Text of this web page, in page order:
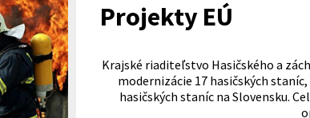
Projekty EÚ
Krajské riaditeľstvo Hasičského a
modernizácie 17 hasičských
hasičských staníc na Slovensku.